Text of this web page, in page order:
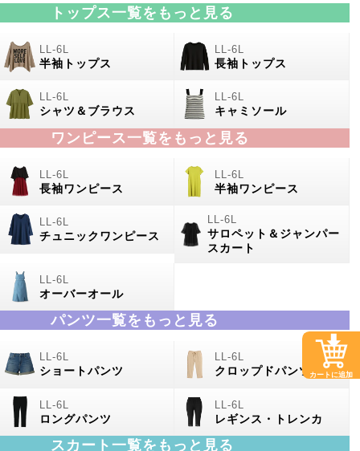
トップス一覧をもっと見る
半袖トップス 長袖トップス
シャツ＆ブラウス キャミソール
ワンピース一覧をもっと見る
長袖ワンピース 半袖ワンピース
チュニックワンピース
サロペット＆ジャンパー
スカート
オーバーオール
パンツ一覧をもっと見る
ショートパンツ クロップドパンツ
ロングパンツ レギンス・トレンカ
スカート一覧をもっと見る
カートに追加